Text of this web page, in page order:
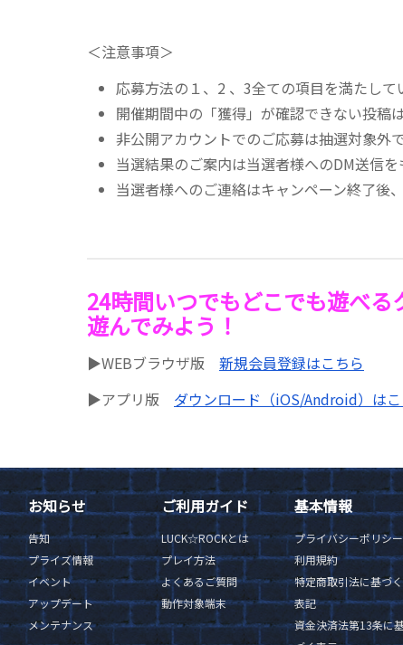
＜注意事項＞
応募方法の１、2 、3全ての項目を満たし
開催期間中の「獲得」が確認できない投稿
非公開アカウントでのご応募は抽選対象外
当選結果のご案内は当選者様へのDM送信
当選者様へのご連絡はキャンペーン終了後
24時間いつでもどこでも遊べ
遊んでみよう！
▶WEBブラウザ版 新規会員登録はこちら
▶アプリ版 ダウンロード（iOS/Android）は
お知らせ
告知
プライズ情報
イベント
アップデート
メンテナンス
ご利用ガイド
LUCK☆ROCKとは
プレイ方法
よくあるご質問
動作対象端末
基本情報
プライバシーポリシー
利用規約
特定商取引法に基づく
表記
資金決済法第13条に